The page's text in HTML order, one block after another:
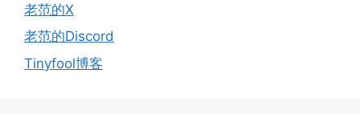
老范的X
老范的Discord
Tinyfool博客